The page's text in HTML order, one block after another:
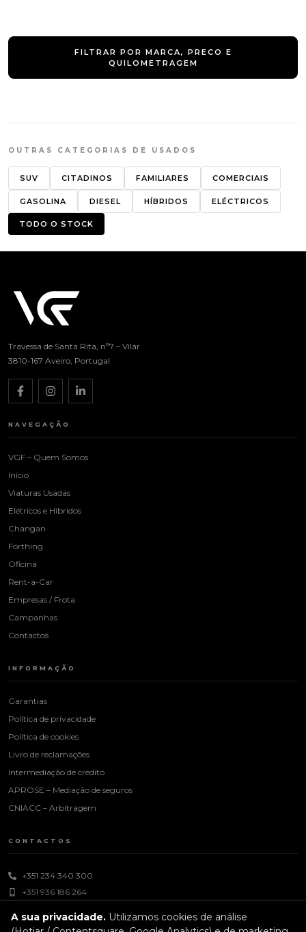
FILTRAR POR MARCA, PRECO E
QUILOMETRAGEM
OUTRAS CATEGORIAS DE USADOS
SUV CITADINOS FAMILIARES COMERCIAIS
GASOLINA DIESEL HÍBRIDOS ELÉCTRICOS
TODO O STOCK
Travessa de Santa Rita, nº7 – Vilar
3810-167 Aveiro, Portugal
NAVEGAÇÃO
VGF – Quem Somos
Início
Viaturas Usadas
Elétricos e Híbridos
Changan
Forthing
Oficina
Rent-a-Car
Empresas / Frota
Campanhas
Contactos
INFORMAÇÃO
Garantias
Política de privacidade
Política de cookies
Livro de reclamações
Intermediação de crédito
APROSE – Mediação de seguros
CNIACC – Arbitragem
CONTACTOS
+351 234 340 300
+351 936 186 264
geral@vitorguimaraes.com
A sua privacidade. Utilizamos cookies de análise